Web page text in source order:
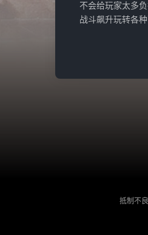
不会给玩家太多
战斗飙升玩转各
抵制不